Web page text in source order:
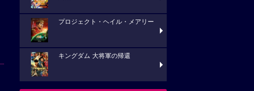
プロジェクト・ヘイル・メアリー
キングダム 大将軍の帰還